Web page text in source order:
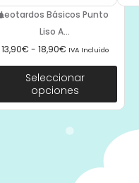
Leotardos Básicos Punto
Liso A...
13,90€ - 18,90€ IVA Incluido
Seleccionar
opciones